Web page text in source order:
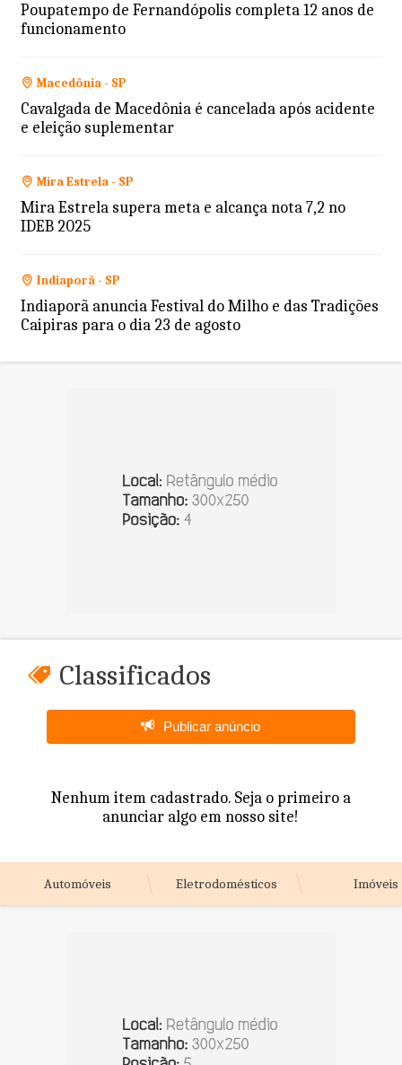
Poupatempo de Fernandópolis completa 12 anos de
funcionamento
Macedônia - SP
Cavalgada de Macedônia é cancelada após acidente
e eleição suplementar
Mira Estrela - SP
Mira Estrela supera meta e alcança nota 7,2 no
IDEB 2025
Indiaporã - SP
Indiaporã anuncia Festival do Milho e das Tradições
Caipiras para o dia 23 de agosto
Classificados
Publicar anúncio
Nenhum item cadastrado. Seja o primeiro a
anunciar algo em nosso site!
Automóveis Eletrodomésticos Imóveis